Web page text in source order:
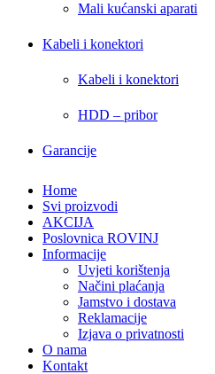
Mali kućanski aparati
Kabeli i konektori
Kabeli i konektori
HDD – pribor
Garancije
Home
Svi proizvodi
AKCIJA
Poslovnica ROVINJ
Informacije
Uvjeti korištenja
Načini plaćanja
Jamstvo i dostava
Reklamacije
Izjava o privatnosti
O nama
Kontakt